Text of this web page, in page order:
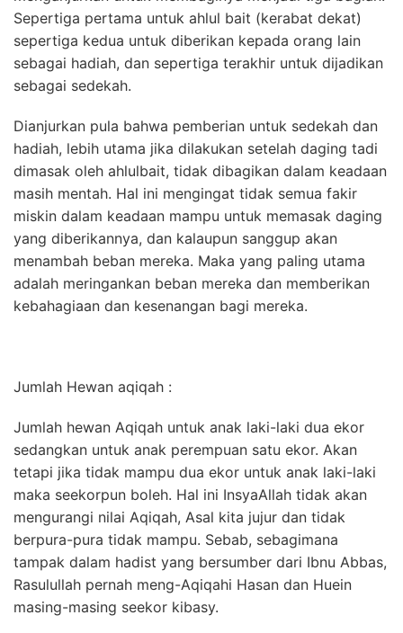
Sepertiga pertama untuk ahlul bait (kerabat dekat)
sepertiga kedua untuk diberikan kepada orang lain
sebagai hadiah, dan sepertiga terakhir untuk dijadikan
sebagai sedekah.
Dianjurkan pula bahwa pemberian untuk sedekah dan
hadiah, lebih utama jika dilakukan setelah daging tadi
dimasak oleh ahlulbait, tidak dibagikan dalam keadaan
masih mentah. Hal ini mengingat tidak semua fakir
miskin dalam keadaan mampu untuk memasak daging
yang diberikannya, dan kalaupun sanggup akan
menambah beban mereka. Maka yang paling utama
adalah meringankan beban mereka dan memberikan
kebahagiaan dan kesenangan bagi mereka.
Jumlah Hewan aqiqah :
Jumlah hewan Aqiqah untuk anak laki-laki dua ekor
sedangkan untuk anak perempuan satu ekor. Akan
tetapi jika tidak mampu dua ekor untuk anak laki-laki
maka seekorpun boleh. Hal ini InsyaAllah tidak akan
mengurangi nilai Aqiqah, Asal kita jujur dan tidak
berpura-pura tidak mampu. Sebab, sebagimana
tampak dalam hadist yang bersumber dari Ibnu Abbas,
Rasulullah pernah meng-Aqiqahi Hasan dan Huein
masing-masing seekor kibasy.